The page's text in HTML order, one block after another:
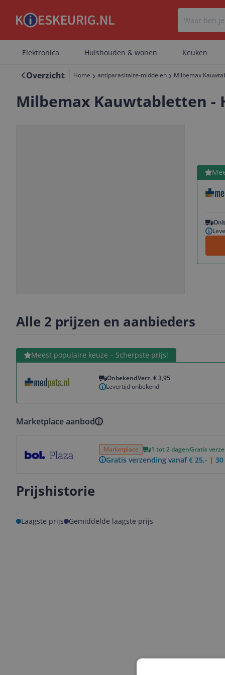
Elektronica Huishouden & wonen Keuken
Overzicht Home antiparasitaire-middelen Milbemax
Milbemax Kauwtabletten -
Bekijk
Alle 2 prijzen en aanbieders
Meest populaire keuze – Scherpste prijs!
OnbekendVerz. € 3,95
Levertijd onbekend
Bekijk product
Marketplace aanbod
Marketplace 1 tot 2 dagenGratis
Gratis verzending vanaf € 25,- |
Prijshistorie
Laagste prijs Gemiddelde laagste prijs